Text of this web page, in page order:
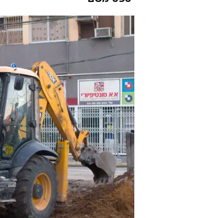
נהג טרקטור
וואלה רכב
17.1.2018 / 6:06
8,000 שקל נטו לאחר
נשמע לכם מפתה? על פי
טרקטוריסט, כבר בתחילת
יטפס משם